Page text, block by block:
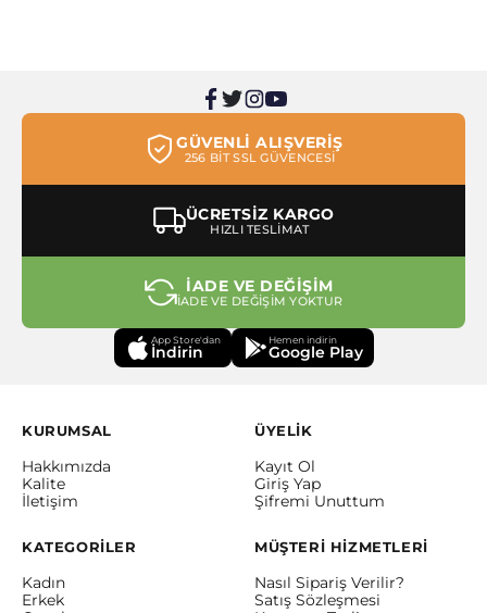
GÜVENLİ ALIŞVERİŞ
256 BİT SSL GÜVENCESİ
ÜCRETSİZ KARGO
HIZLI TESLİMAT
İADE VE DEĞİŞİM
İADE VE DEĞİŞİM YOKTUR
App Store'dan
İndirin
Hemen indirin
Google Play
KURUMSAL
Hakkımızda
Kalite
İletişim
ÜYELİK
Kayıt Ol
Giriş Yap
Şifremi Unuttum
KATEGORİLER
Kadın
Erkek
MÜŞTERİ HİZMETLERİ
Nasıl Sipariş Verilir?
Satış Sözleşmesi